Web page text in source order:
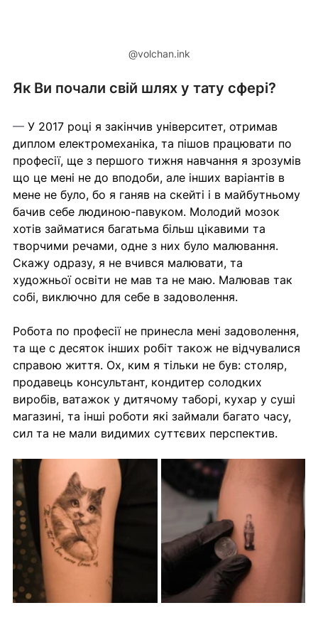
@volchan.ink
Як Ви почали свій шлях у тату сфері?
— У 2017 році я закінчив університет, отримав
диплом електромеханіка, та пішов працювати по
професії, ще з першого тижня навчання я зрозумів
що це мені не до вподоби, але інших варіантів в
мене не було, бо я ганяв на скейті і в майбутньому
бачив себе людиною-павуком. Молодий мозок
хотів займатися багатьма більш цікавими та
творчими речами, одне з них було малювання.
Скажу одразу, я не вчився малювати, та
художньої освіти не мав та не маю. Малював так
собі, виключно для себе в задоволення.
Робота по професії не принесла мені задоволення,
та ще с десяток інших робіт також не відчувалися
справою життя. Ох, ким я тільки не був: столяр,
продавець консультант, кондитер солодких
виробів, ватажок у дитячому таборі, кухар у суші
магазині, та інші роботи які займали багато часу,
сил та не мали видимих суттєвих перспектив.